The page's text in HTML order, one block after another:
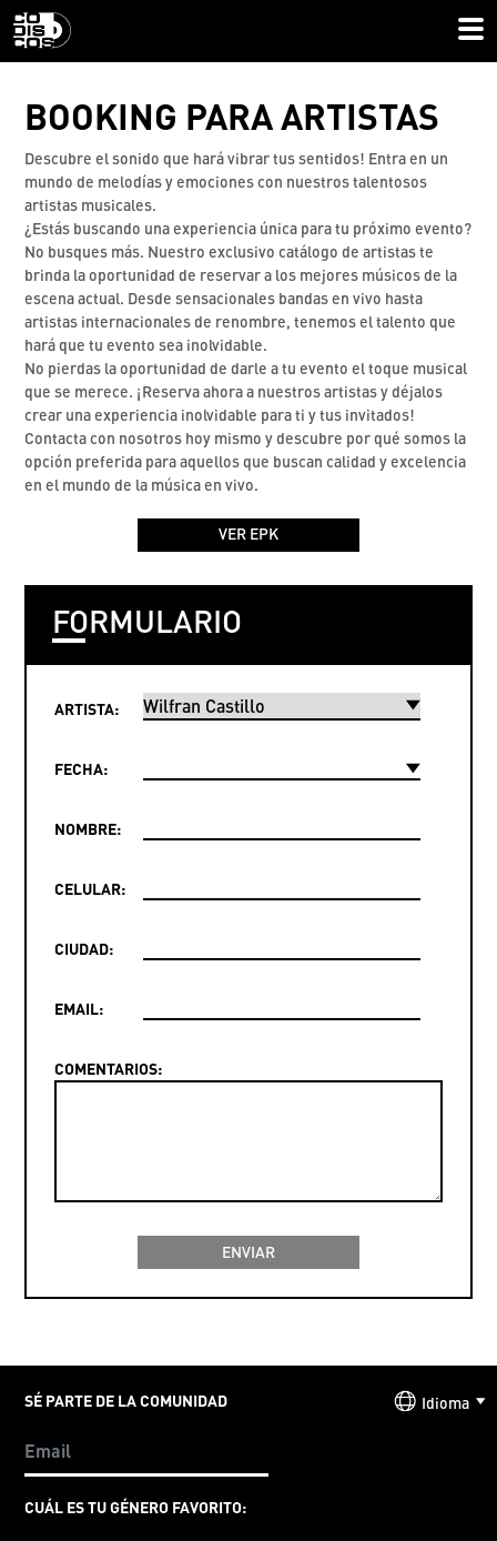
BOOKING PARAARTISTAS
Descubre el sonido que hará vibrar tus sentidos! Entra en un
mundo de melodías y emociones con nuestros talentosos
artistas musicales.
¿Estás buscando una experiencia única para tu próximo evento?
No busques más. Nuestro exclusivo catálogo de artistas te
brinda la oportunidad de reservar a los mejores músicos de la
escena actual. Desde sensacionales bandas en vivo hasta
artistas internacionales de renombre, tenemos el talento que
hará que tu evento sea inolvidable.
No pierdas la oportunidad de darle a tu evento el toque musical
que se merece. ¡Reserva ahora a nuestros artistas y déjalos
crear una experiencia inolvidable para ti y tus invitados!
Contacta con nosotros hoy mismo y descubre por qué somos la
opción preferida para aquellos que buscan calidad y excelencia
en el mundo de la música en vivo.
VER EPK
FORMULARIO
ARTISTA:
FECHA:
NOMBRE:
CELULAR:
CIUDAD:
EMAIL:
COMENTARIOS:
SÉ PARTE DE LA COMUNIDAD
CUÁL ES TU GÉNERO FAVORITO:
Idioma